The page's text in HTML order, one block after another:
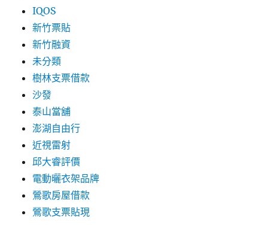
IQOS
新竹票貼
新竹融資
未分類
樹林支票借款
沙發
泰山當舖
澎湖自由行
近視雷射
邱大睿評價
電動曬衣架品牌
鶯歌房屋借款
鶯歌支票貼現